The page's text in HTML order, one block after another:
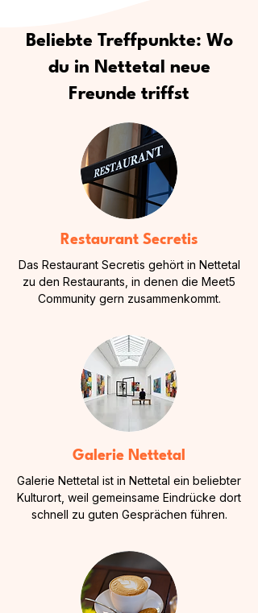
Beliebte Treffpunkte: Wo
du in Nettetal neue
Freunde triffst
Restaurant Secretis
Das Restaurant Secretis gehört in Nettetal
zu den Restaurants, in denen die Meet5
Community gern zusammenkommt.
Galerie Nettetal
Galerie Nettetal ist in Nettetal ein beliebter
Kulturort, weil gemeinsame Eindrücke dort
schnell zu guten Gesprächen führen.